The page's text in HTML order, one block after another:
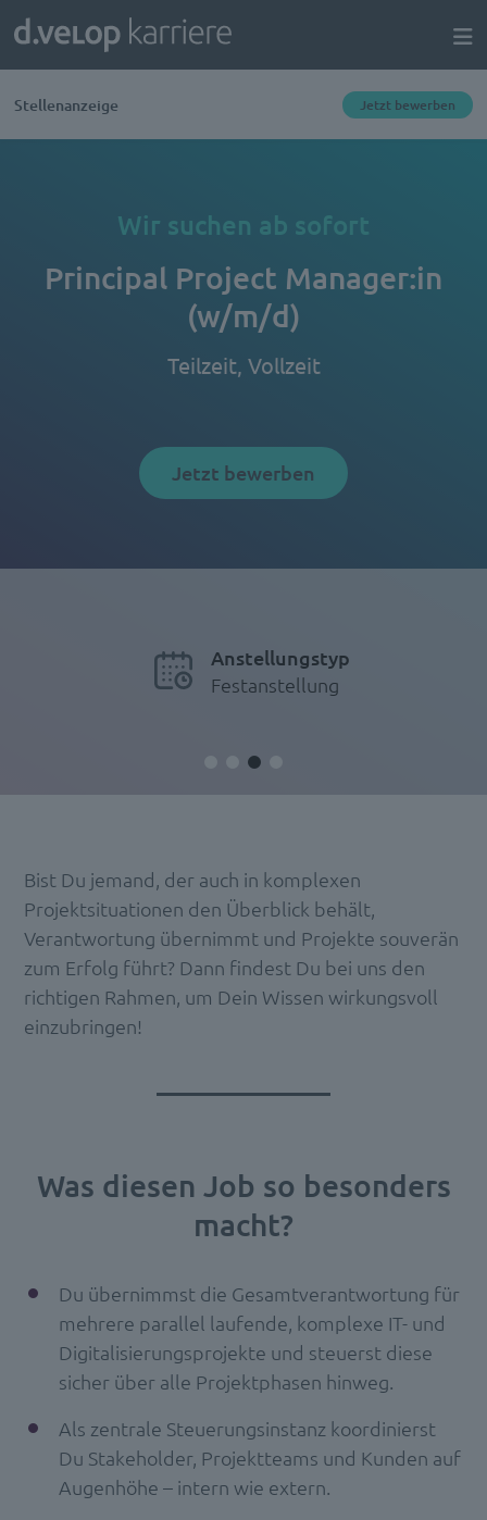
Stellenanzeige Jetzt bewerben
Wir suchen ab sofort
Principal Project Manager:in
(w/m/d)
Teilzeit, Vollzeit
Jetzt bewerben
Anstellungstyp
Festanstellung
Bist Du jemand, der auch in komplexen
Projektsituationen den Überblick behält,
Verantwortung übernimmt und Projekte souverän
zum Erfolg führt? Dann findest Du bei uns den
richtigen Rahmen, um Dein Wissen wirkungsvoll
einzubringen!
Was diesen Job so besonders
macht?
Du übernimmst die Gesamtverantwortung für
mehrere parallel laufende, komplexe IT- und
Digitalisierungsprojekte und steuerst diese
sicher über alle Projektphasen hinweg.
Als zentrale Steuerungsinstanz koordinierst
Du Stakeholder, Projektteams und Kunden auf
Augenhöhe – intern wie extern.